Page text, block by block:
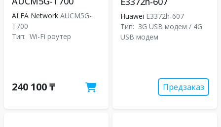
ALFA Network AUCM5G-
T700
Тип: Wi-Fi роутер
240 100 ₸
Huawei E3372h-607
Тип: 3G USB модем / 4G
USB модем
Предзаказ